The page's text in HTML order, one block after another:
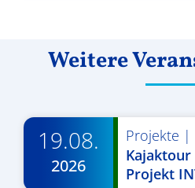
Weitere
19.08.
2026
Projekte |
Projekt